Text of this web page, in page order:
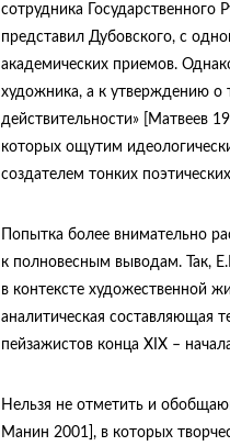
сотрудника Государственного
представил Дубовского, с
академических приемов.
художника, а к утверждению о
действительности» [Матвеев
которых ощутим
создателем тонких
Попытка более внимательно
к полновесным выводам. Так,
в контексте художественной
аналитическая составляющая
пейзажистов конца XIX –
Нельзя не отметить и
Манин 2001], в которых